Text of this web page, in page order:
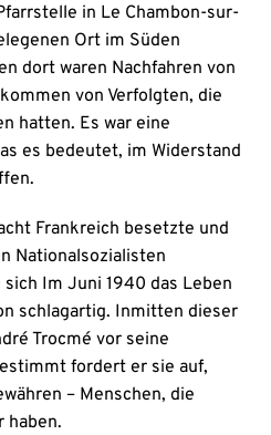
in Le Chambon-sur-
Ort im Süden
dort waren Nachfahren von
von Verfolgten, die
hatten. Es war eine
es bedeutet, im Widerstand
Frankreich besetzte und
Nationalsozialisten
Im Juni 1940 das Leben
schlagartig. Inmitten dieser
Trocmé vor seine
fordert er sie auf,
– Menschen, die
haben.